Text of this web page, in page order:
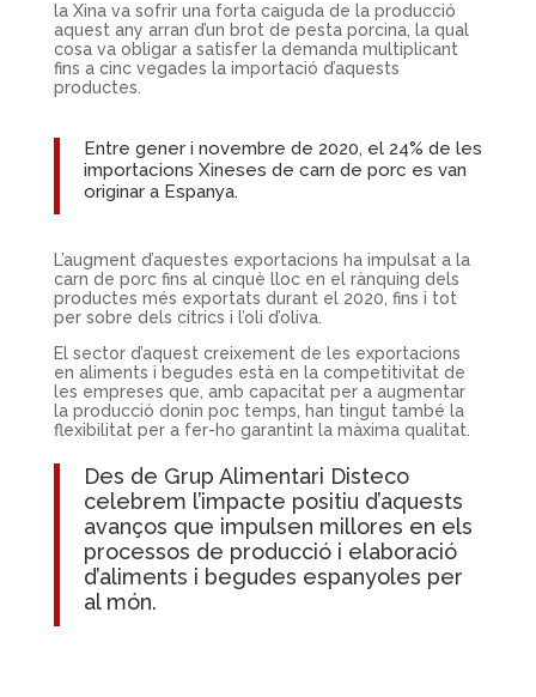
la Xina va sofrir una forta caiguda de la producció
aquest any arran d’un brot de pesta porcina, la qual
cosa va obligar a satisfer la demanda multiplicant
fins a cinc vegades la importació d’aquests
productes.
Entre gener i novembre de 2020, el 24% de les
importacions Xineses de carn de porc es van
originar a Espanya.
L’augment d’aquestes exportacions ha impulsat a la
carn de porc fins al cinquè lloc en el rànquing dels
productes més exportats durant el 2020, fins i tot
per sobre dels cítrics i l’oli d’oliva.
El sector d’aquest creixement de les exportacions
en aliments i begudes està en la competitivitat de
les empreses que, amb capacitat per a augmentar
la producció donin poc temps, han tingut també la
flexibilitat per a fer-ho garantint la màxima qualitat.
Des de Grup Alimentari Disteco
celebrem l’impacte positiu d’aquests
avanços que impulsen millores en els
processos de producció i elaboració
d’aliments i begudes espanyoles per
al món.